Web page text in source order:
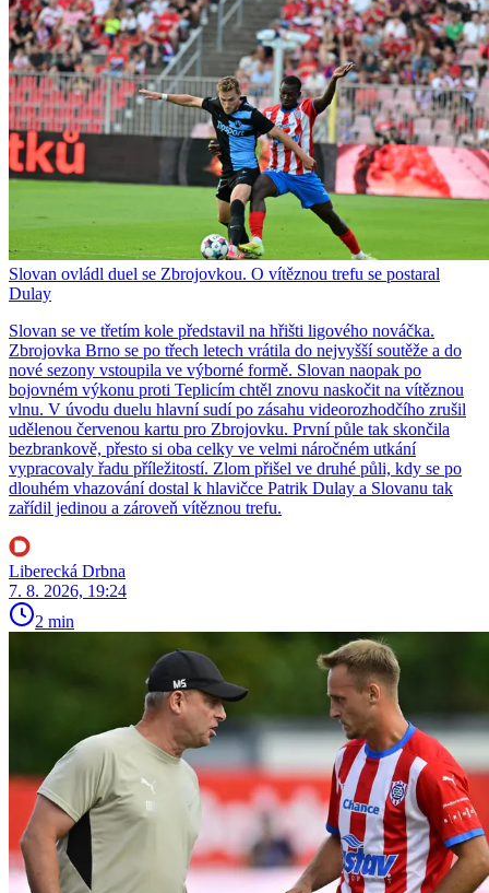
Slovan ovládl duel se Zbrojovkou. O vítěznou trefu se postaral
Dulay
Slovan se ve třetím kole představil na hřišti ligového nováčka.
Zbrojovka Brno se po třech letech vrátila do nejvyšší soutěže a do
nové sezony vstoupila ve výborné formě. Slovan naopak po
bojovném výkonu proti Teplicím chtěl znovu naskočit na vítěznou
vlnu. V úvodu duelu hlavní sudí po zásahu videorozhodčího zrušil
udělenou červenou kartu pro Zbrojovku. První půle tak skončila
bezbrankově, přesto si oba celky ve velmi náročném utkání
vypracovaly řadu příležitostí. Zlom přišel ve druhé půli, kdy se po
dlouhém vhazování dostal k hlavičce Patrik Dulay a Slovanu tak
zařídil jedinou a zároveň vítěznou trefu.
Liberecká Drbna
7. 8. 2026, 19:24
2 min